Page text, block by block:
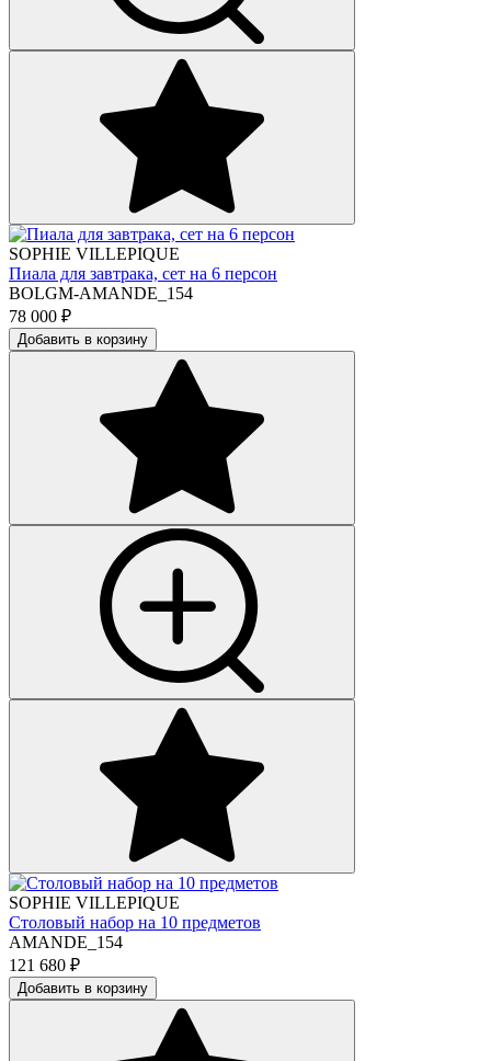
SOPHIE VILLEPIQUE
Пиала для завтрака, сет на 6 персон
BOLGM-AMANDE_154
78 000 ₽
Добавить в корзину
SOPHIE VILLEPIQUE
Столовый набор на 10 предметов
AMANDE_154
121 680 ₽
Добавить в корзину